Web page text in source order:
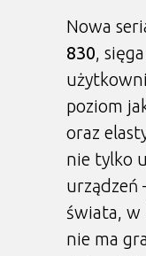
Nowa
830 ,
poziom
oraz
nie tylko
urządzeń
świata,
nie ma